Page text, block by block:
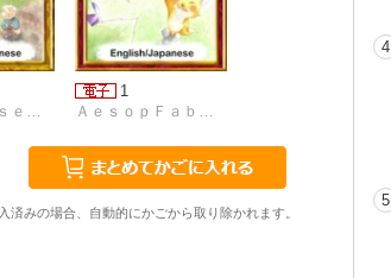
1
みの場合、自動的にかごから取り除かれます。
4
5